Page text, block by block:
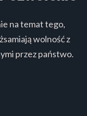
na temat tego,
wolność z
przez państwo.